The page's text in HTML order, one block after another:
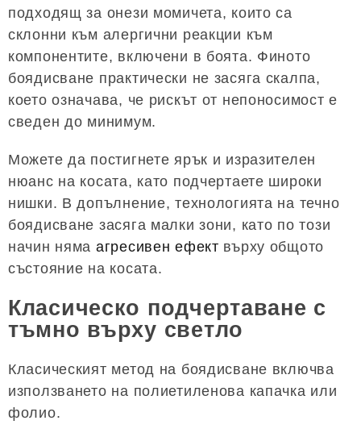
подходящ за онези момичета, които са
склонни към алергични реакции към
компонентите, включени в боята. Финото
боядисване практически не засяга скалпа,
което означава, че рискът от непоносимост е
сведен до минимум.
Можете да постигнете ярък и изразителен
нюанс на косата, като подчертаете широки
нишки. В допълнение, технологията на течно
боядисване засяга малки зони, като по този
начин няма агресивен ефект върху общото
състояние на косата.
Класическо подчертаване с
тъмно върху светло
Класическият метод на боядисване включва
използването на полиетиленова капачка или
фолио.